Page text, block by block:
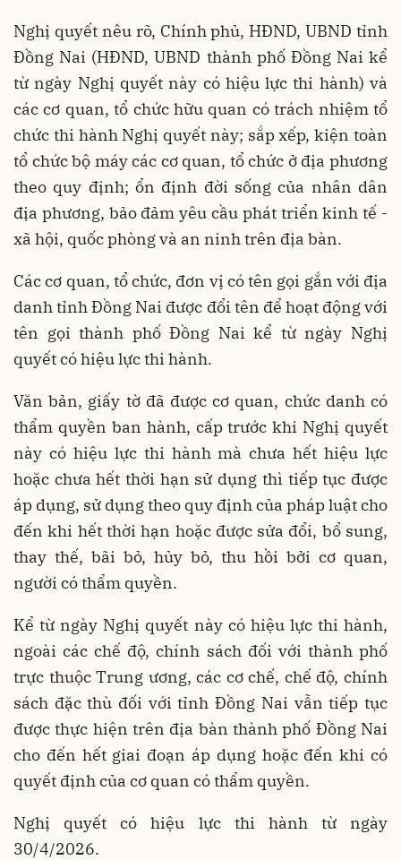
Nghị quyết nêu rõ, Chính phủ, HĐND, UBND tỉnh
Đồng Nai (HĐND, UBND thành phố Đồng Nai kể
từ ngày Nghị quyết này có hiệu lực thi hành) và
các cơ quan, tổ chức hữu quan có trách nhiệm tổ
chức thi hành Nghị quyết này; sắp xếp, kiện toàn
tổ chức bộ máy các cơ quan, tổ chức ở địa phương
theo quy định; ổn định đời sống của nhân dân
địa phương, bảo đảm yêu cầu phát triển kinh tế -
xã hội, quốc phòng và an ninh trên địa bàn.
Các cơ quan, tổ chức, đơn vị có tên gọi gắn với địa
danh tỉnh Đồng Nai được đổi tên để hoạt động với
tên gọi thành phố Đồng Nai kể từ ngày Nghị
quyết có hiệu lực thi hành.
Văn bản, giấy tờ đã được cơ quan, chức danh có
thẩm quyền ban hành, cấp trước khi Nghị quyết
này có hiệu lực thi hành mà chưa hết hiệu lực
hoặc chưa hết thời hạn sử dụng thì tiếp tục được
áp dụng, sử dụng theo quy định của pháp luật cho
đến khi hết thời hạn hoặc được sửa đổi, bổ sung,
thay thế, bãi bỏ, hủy bỏ, thu hồi bởi cơ quan,
người có thẩm quyền.
Kể từ ngày Nghị quyết này có hiệu lực thi hành,
ngoài các chế độ, chính sách đối với thành phố
trực thuộc Trung ương, các cơ chế, chế độ, chính
sách đặc thù đối với tỉnh Đồng Nai vẫn tiếp tục
được thực hiện trên địa bàn thành phố Đồng Nai
cho đến hết giai đoạn áp dụng hoặc đến khi có
quyết định của cơ quan có thẩm quyền.
Nghị quyết có hiệu lực thi hành từ ngày
30/4/2026.